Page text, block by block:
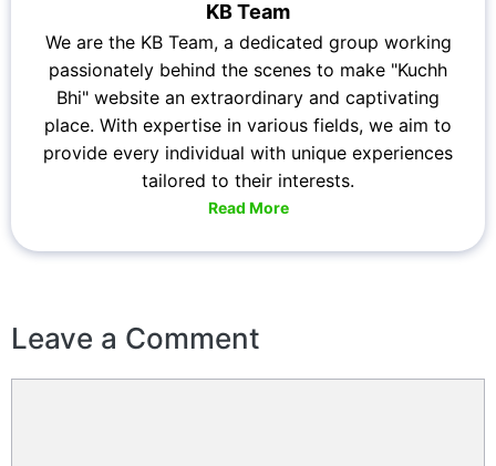
KB Team
We are the KB Team, a dedicated group working
passionately behind the scenes to make "Kuchh
Bhi" website an extraordinary and captivating
place. With expertise in various fields, we aim to
provide every individual with unique experiences
tailored to their interests.
Read More
Leave a Comment